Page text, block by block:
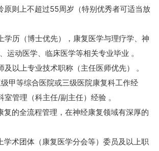
原则上不超过55周岁（特别优秀者可适当放
学历（博士优先），康复医学与理疗学、神
运动医学、临床医学等相关专业毕业 。
以上专业技术职称（主任医师优先） 。
甲等综合医院或三级医院康复科工作经
管理（科主任/副主任）经验 。
复的全流程管理，在神经康复领域有深厚的
学术团体（康复医学分会等）委员及以上职